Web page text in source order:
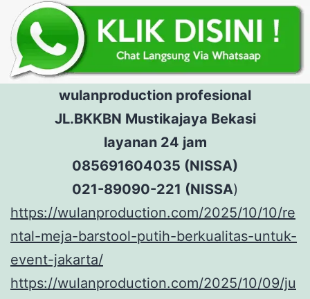
wulanproduction profesional
JL.BKKBN Mustikajaya Bekasi
layanan 24 jam
085691604035 (NISSA)
021-89090-221 (NISSA)
https://wulanproduction.com/2025/10/10/re
ntal-meja-barstool-putih-berkualitas-untuk-
event-jakarta/
https://wulanproduction.com/2025/10/09/ju